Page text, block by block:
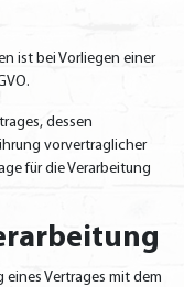
ist bei Vorliegen einer
dessen
vorvertraglicher
für die Verarbeitung
eines Vertrages mit dem